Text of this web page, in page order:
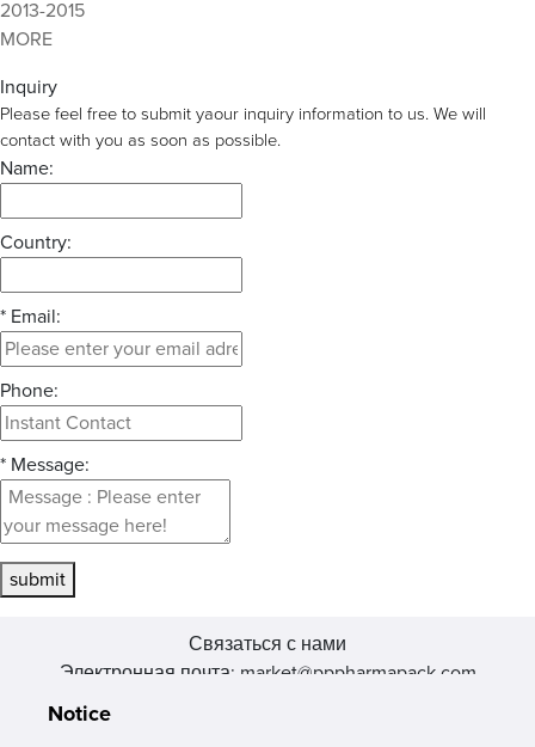
2013-2015
MORE
Inquiry
Please feel free to submit yaour inquiry information to us. We will
contact with you as soon as possible.
Name:
Country:
* Email:
Phone:
* Message:
submit
Связаться с нами
Электронная почта: market@pppharmapack.com
Notice